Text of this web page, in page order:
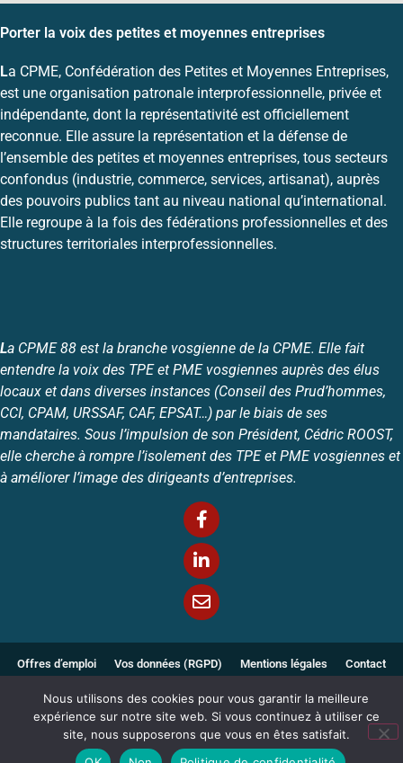
Porter la voix des petites et moyennes entreprises
La CPME, Confédération des Petites et Moyennes Entreprises,
est une organisation patronale interprofessionnelle, privée et
indépendante, dont la représentativité est officiellement
reconnue. Elle assure la représentation et la défense de
l’ensemble des petites et moyennes entreprises, tous secteurs
confondus (industrie, commerce, services, artisanat), auprès
des pouvoirs publics tant au niveau national qu’international.
Elle regroupe à la fois des fédérations professionnelles et des
structures territoriales interprofessionnelles.
La CPME 88 est la branche vosgienne de la CPME. Elle fait
entendre la voix des TPE et PME vosgiennes auprès des élus
locaux et dans diverses instances (Conseil des Prud’hommes,
CCI, CPAM, URSSAF, CAF, EPSAT…) par le biais de ses
mandataires. Sous l’impulsion de son Président, Cédric ROOST,
elle cherche à rompre l’isolement des TPE et PME vosgiennes et
à améliorer l’image des dirigeants d’entreprises.
Offres d’emploi Vos données (RGPD) Mentions légales Contact
Copyright © 2026LTG SERVICES Tous droits réservés
Nous utilisons des cookies pour vous garantir la meilleure
expérience sur notre site web. Si vous continuez à utiliser ce
site, nous supposerons que vous en êtes satisfait.